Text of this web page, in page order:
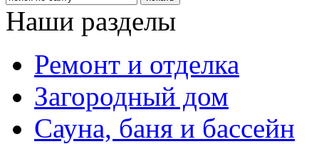
Наши разделы
Ремонт и отделка
Загородный дом
Сауна, баня и бассейн